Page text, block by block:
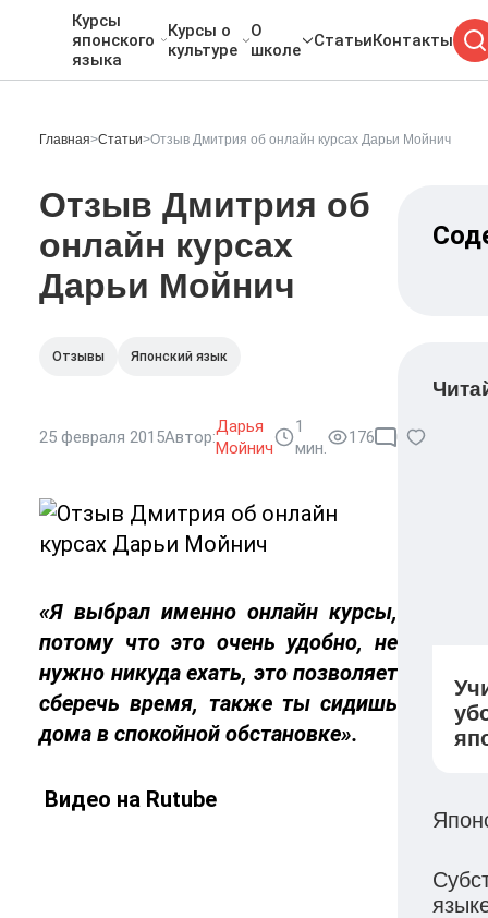
Курсы
японского
языка
Курсы о
культуре
О
школе
СтатьиКонтакты
Главная>Статьи>Отзыв Дмитрия об онлайн курсах Дарьи Мойнич
Отзыв Дмитрия об
онлайн курсах
Дарьи Мойнич
Отзывы Японский язык
25 февраля 2015Автор:
Дарья
Мойнич
1
мин.
176 0
«Я выбрал именно онлайн курсы,
потому что это очень удобно, не
нужно никуда ехать, это позволяет
сберечь время, также ты сидишь
дома в спокойной обстановке».
Видео на Rutube